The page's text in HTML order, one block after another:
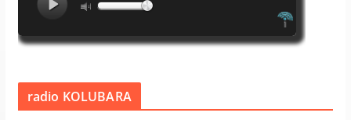
radio KOLUBARA